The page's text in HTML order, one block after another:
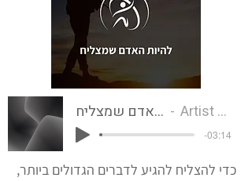
להיות האדם שמצליח Artist Name
-03:14
כדי להצליח להגיע לדברים הגדולים ביותר,